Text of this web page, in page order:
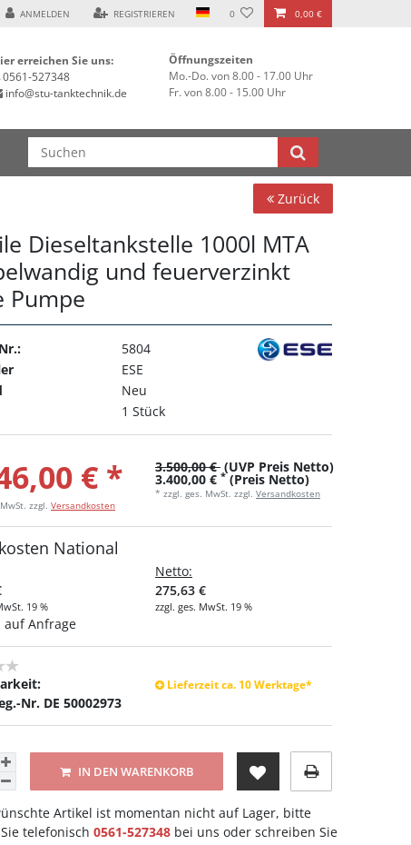
ANMELDEN REGISTRIEREN 0 0,00 €
erreichen Sie uns:
0561-527348
info@stu-tanktechnik.de
Öffnungszeiten
Mo.-Do. von 8.00 - 17.00 Uhr
Fr. von 8.00 - 15.00 Uhr
Zurück
Dieseltankstelle 1000l MTA
und feuerverzinkt
Pumpe
5804
ESE
Neu
1 Stück
€ *
zzgl. Versandkosten
3.500,00 € (UVP Preis Netto)
3.400,00 € * (Preis Netto)
* zzgl. ges. MwSt. zzgl. Versandkosten
National
19 %
Netto:
275,63 €
zzgl. ges. MwSt. 19 %
auf Anfrage
Lieferzeit ca. 10 Werktage*
Nr. DE 50002973
IN DEN WARENKORB
Artikel ist momentan nicht auf Lager, bitte
telefonisch 0561-527348 bei uns oder schreiben Sie